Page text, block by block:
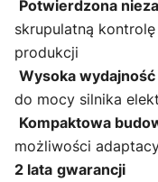
Potwierdzona
skrupulatną
produkcji
Wysoka
do mocy silnika
Kompaktowa
możliwości
2 lata gwarancji